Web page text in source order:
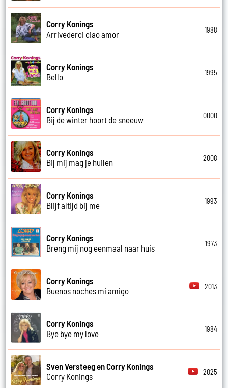
Corry Konings
Arrivederci ciao amor
1988
Corry Konings
Bello
1995
Corry Konings
Bij de winter hoort de sneeuw
0000
Corry Konings
Bij mij mag je huilen
2008
Corry Konings
Blijf altijd bij me
1993
Corry Konings
Breng mij nog eenmaal naar huis
1973
Corry Konings
Buenos noches mi amigo
2013
Corry Konings
Bye bye my love
1984
Sven Versteeg en Corry Konings
Corry Konings
2025